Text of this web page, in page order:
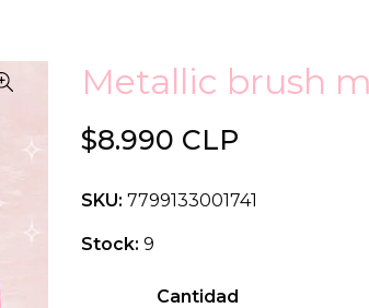
Metallic brush
$8.990 CLP
SKU: 7799133001741
Stock: 9
Cantidad